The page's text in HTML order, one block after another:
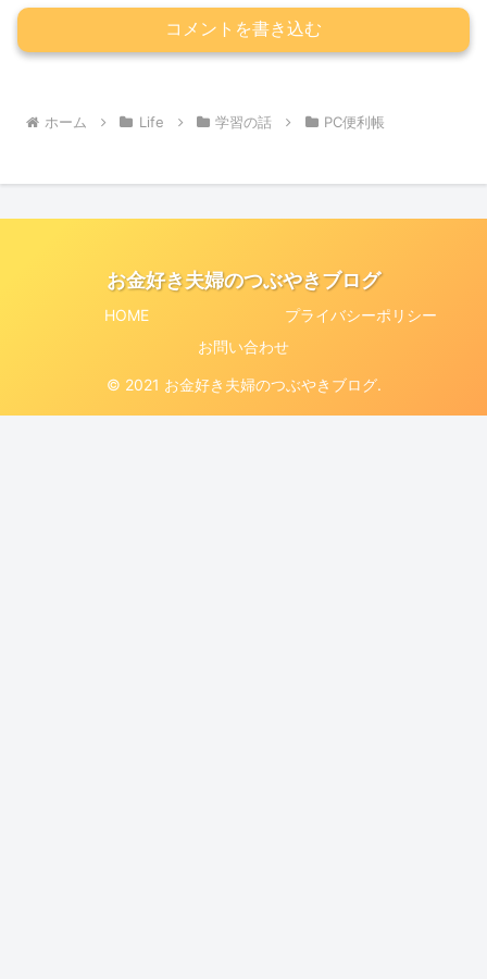
コメントを書き込む
ホーム Life 学習の話 PC便利帳
お金好き夫婦のつぶやきブログ
HOME
プライバシーポリシー
お問い合わせ
© 2021 お金好き夫婦のつぶやきブログ.